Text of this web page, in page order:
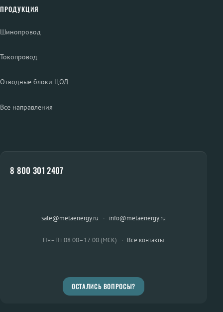
ПРОДУКЦИЯ
Шинопровод
Токопровод
Отводные блоки ЦОД
Все направления
8 800 301 2407
sale@metaenergy.ru · info@metaenergy.ru
Пн–Пт 08:00–17:00 (МСК) · Все контакты
ОСТАЛИСЬ ВОПРОСЫ?